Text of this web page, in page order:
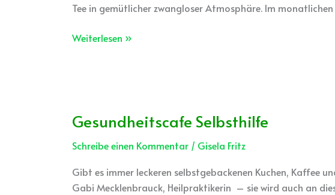
Tee in gemütlicher zwangloser Atmosphäre. Im monatlichen
Weiterlesen »
Gesundheitscafe Selbsthilfe
Schreibe einen Kommentar / Gisela Fritz
Gibt es immer leckeren selbstgebackenen Kuchen, Kaffee
Gabi Mecklenbrauck, Heilpraktikerin – sie wird auch an
Gesundheitscafe